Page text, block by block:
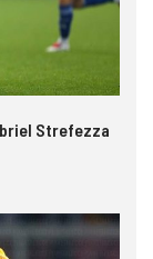
Strefezza